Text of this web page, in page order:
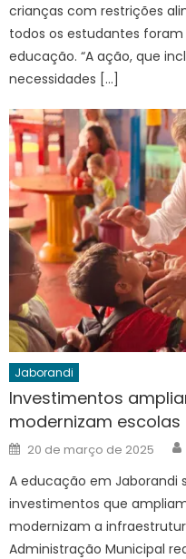
crianças com restrições
todos os estudantes
educação. “A ação, que
necessidades […]
Jaborandi
Investimentos
modernizam escolas
Posted
on
20 de março de 2025
A educação em Jaborandi
investimentos que
modernizam a
Administração Municipal